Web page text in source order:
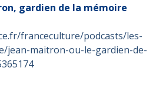
gardien de la mémoire
franceculture/podcasts/les-
jean-maitron-ou-le-gardien-de-